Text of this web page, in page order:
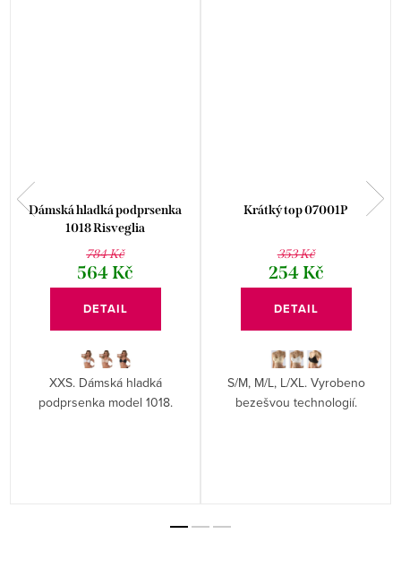
Dámská hladká podprsenka
1018 Risveglia
784 Kč
564 Kč
DETAIL
XXS. Dámská hladká
podprsenka model 1018.
Krátký top 07001P
353 Kč
254 Kč
DETAIL
S/M, M/L, L/XL. Vyrobeno
bezešvou technologií.